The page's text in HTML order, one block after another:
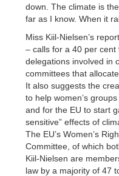
down. The climate is
far as I know. When it
Miss Kiil-Nielsen’s
– calls for a 40 per cent
delegations involved in
committees that
It also suggests the
to help women’s
and for the EU to start
sensitive” effects of
The EU’s Women’s
Committee, of which
Kiil-Nielsen are
law by a majority of 47